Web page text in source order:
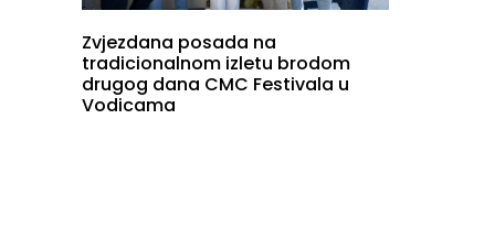
Zvjezdana posada na
tradicionalnom izletu brodom
drugog dana CMC Festivala u
Vodicama